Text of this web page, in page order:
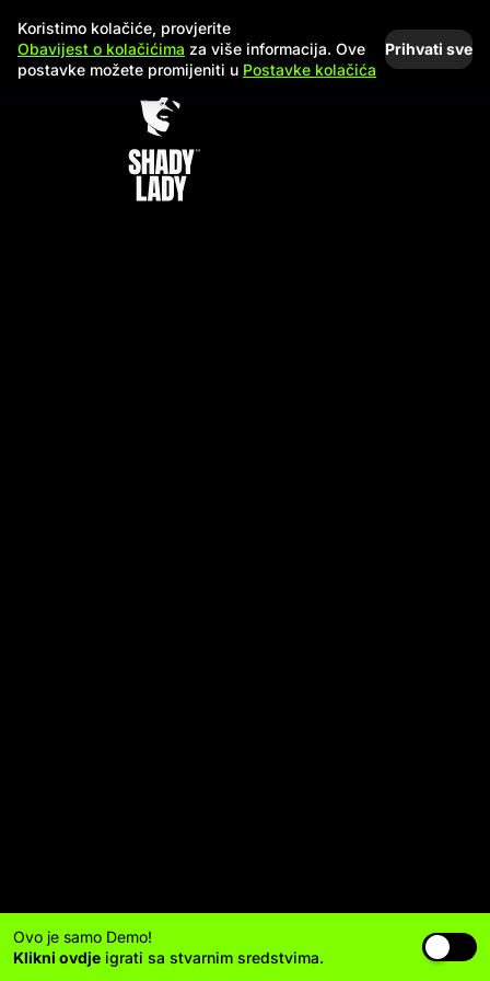
Ovo je samo Demo!
Klikni ovdje igrati sa stvarnim sredstvima.
Koristimo kolačiće, provjerite
Obavijest o kolačićima za više informacija. Ove
postavke možete promijeniti u Postavke kolačića
Prihvati sve